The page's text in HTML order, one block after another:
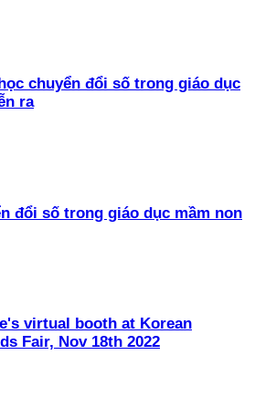
chuyển đổi số trong giáo dục
ra
đổi số trong giáo dục mầm non
virtual booth at Korean
Fair, Nov 18th 2022